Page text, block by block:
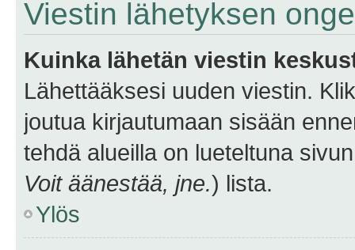
Viestin lähetyksen
Kuinka lähetän viestin
Lähettääksesi uuden viestin.
joutua kirjautumaan sisään
tehdä alueilla on lueteltuna
Voit äänestää, jne.) lista.
Ylös